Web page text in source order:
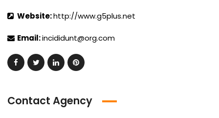
Website:http://www.g5plus.net
Email:incididunt@org.com
Contact Agency